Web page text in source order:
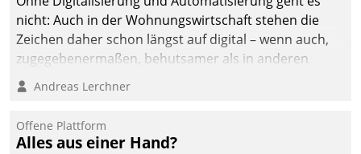
nicht: Auch in der Wohnungswirtschaft stehen die
Zeichen daher schon längst auf digital – wenn auch,
zugegebenermaßen, behutsamer als in anderen
Branchen.
Andreas Lerchner
Offene Plattform
Alles aus einer Hand?